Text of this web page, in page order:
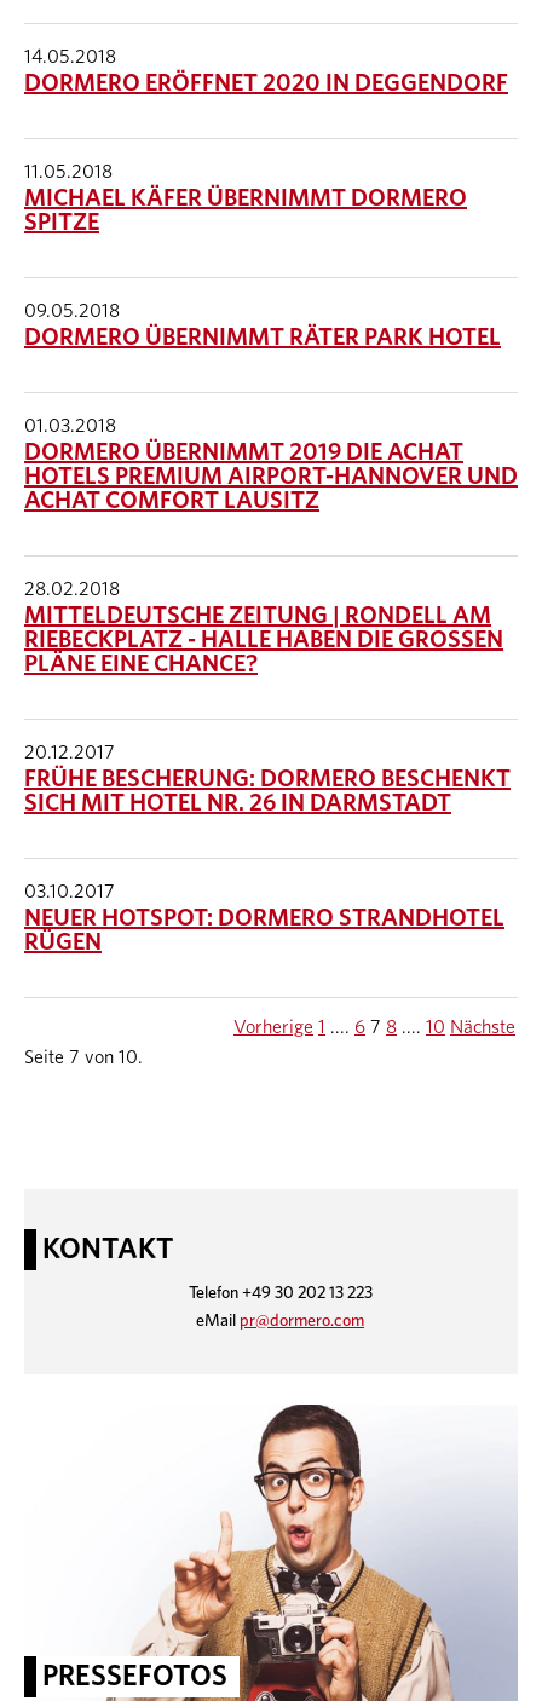
14.05.2018
DORMERO ERÖFFNET 2020 IN DEGGENDORF
11.05.2018
MICHAEL KÄFER ÜBERNIMMT DORMERO
SPITZE
09.05.2018
DORMERO ÜBERNIMMT RÄTER PARK HOTEL
01.03.2018
DORMERO ÜBERNIMMT 2019 DIE ACHAT
HOTELS PREMIUM AIRPORT-HANNOVER UND
ACHAT COMFORT LAUSITZ
28.02.2018
MITTELDEUTSCHE ZEITUNG | RONDELL AM
RIEBECKPLATZ - HALLE HABEN DIE GROSSEN P
LÄNE EINE CHANCE?
20.12.2017
FRÜHE BESCHERUNG: DORMERO BESCHENKT
SICH MIT HOTEL NR. 26 IN DARMSTADT
03.10.2017
NEUER HOTSPOT: DORMERO STRANDHOTEL
RÜGEN
Seite 7 von 10.
Vorherige 1 .... 6 7 8 .... 10 Nächste
KONTAKT
Telefon +49 30 202 13 223
eMail pr@dormero.com
PRESSEFOTOS